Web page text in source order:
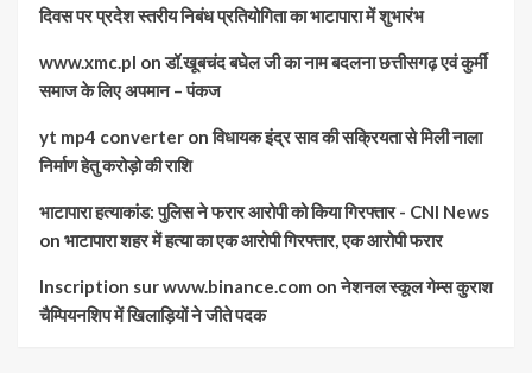
दिवस पर प्रदेश स्तरीय निबंध प्रतियोगिता का भाटापारा में शुभारंभ
www.xmc.pl onडॉ.खूबचंद बघेल जी का नाम बदलना छत्तीसगढ़ एवं कुर्मी
समाज के लिए अपमान – पंकज
yt mp4 converter onविधायक इंद्र साव की सक्रियता से मिली नाला
निर्माण हेतु करोड़ो की राशि
भाटापारा हत्याकांड: पुलिस ने फरार आरोपी को किया गिरफ्तार - CNI News
on भाटापारा शहर में हत्या का एक आरोपी गिरफ्तार, एक आरोपी फरार
Inscription sur www.binance.com onनेशनल स्कूल गेम्स कुराश
चैम्पियनशिप में खिलाड़ियों ने जीते पदक